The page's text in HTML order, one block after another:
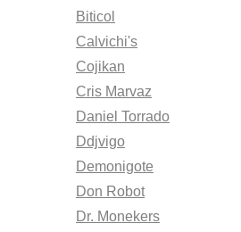
Biticol
Calvichi's
Cojikan
Cris Marvaz
Daniel Torrado
Ddjvigo
Demonigote
Don Robot
Dr. Monekers